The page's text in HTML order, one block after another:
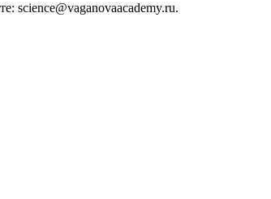
science@vaganovaacademy.ru.